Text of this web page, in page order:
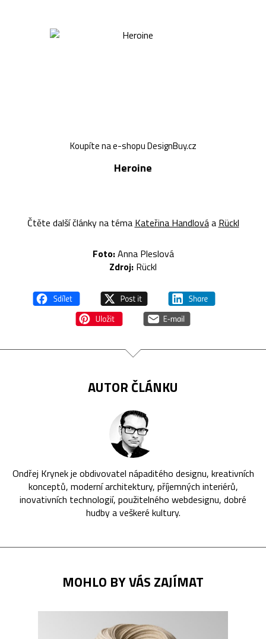
Koupíte na e-shopu DesignBuy.cz
Heroine
Čtěte další články na téma Kateřina Handlováa Rückl
Foto:Anna Pleslová
Zdroj: Rückl
AUTOR ČLÁNKU
Ondřej Krynek je obdivovatel nápaditého designu, kreativních
konceptů, moderní architektury, příjemných interiérů,
inovativních technologií, použitelného webdesignu, dobré
hudby a veškeré kultury.
MOHLO BY VÁS ZAJÍMAT